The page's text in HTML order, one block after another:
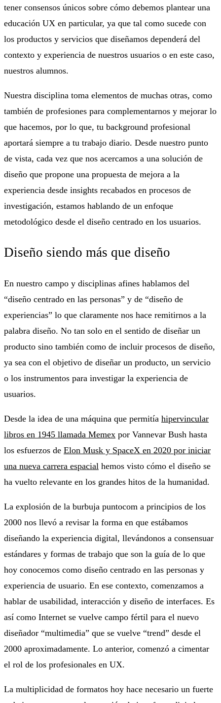
tener consensos únicos sobre cómo debemos plantear una
educación UX en particular, ya que tal como sucede con
los productos y servicios que diseñamos dependerá del
contexto y experiencia de nuestros usuarios o en este caso,
nuestros alumnos.
Nuestra disciplina toma elementos de muchas otras, como
también de profesiones para complementarnos y mejorar lo
que hacemos, por lo que, tu background profesional
aportará siempre a tu trabajo diario. Desde nuestro punto
de vista, cada vez que nos acercamos a una solución de
diseño que propone una propuesta de mejora a la
experiencia desde insights recabados en procesos de
investigación, estamos hablando de un enfoque
metodológico desde el diseño centrado en los usuarios.
Diseño siendo más que diseño
En nuestro campo y disciplinas afines hablamos del
“diseño centrado en las personas” y de “diseño de
experiencias” lo que claramente nos hace remitirnos a la
palabra diseño. No tan solo en el sentido de diseñar un
producto sino también como de incluir procesos de diseño,
ya sea con el objetivo de diseñar un producto, un servicio
o los instrumentos para investigar la experiencia de
usuarios.
Desde la idea de una máquina que permitía hipervincular
libros en 1945 llamada Memex por Vannevar Bush hasta
los esfuerzos de Elon Musk y SpaceX en 2020 por iniciar
una nueva carrera espacial hemos visto cómo el diseño se
ha vuelto relevante en los grandes hitos de la humanidad.
La explosión de la burbuja puntocom a principios de los
2000 nos llevó a revisar la forma en que estábamos
diseñando la experiencia digital, llevándonos a consensuar
estándares y formas de trabajo que son la guía de lo que
hoy conocemos como diseño centrado en las personas y
experiencia de usuario. En ese contexto, comenzamos a
hablar de usabilidad, interacción y diseño de interfaces. Es
así como Internet se vuelve campo fértil para el nuevo
diseñador “multimedia” que se vuelve “trend” desde el
2000 aproximadamente. Lo anterior, comenzó a cimentar
el rol de los profesionales en UX.
La multiplicidad de formatos hoy hace necesario un fuerte